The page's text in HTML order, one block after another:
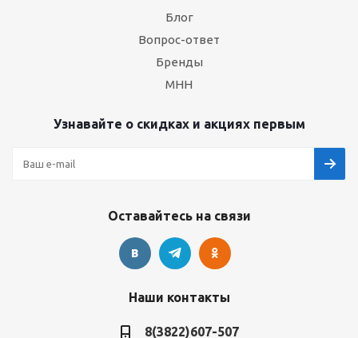
Блог
Вопрос-ответ
Бренды
МНН
Узнавайте о скидках и акциях первым
Оставайтесь на связи
Наши контакты
8(3822)607-507